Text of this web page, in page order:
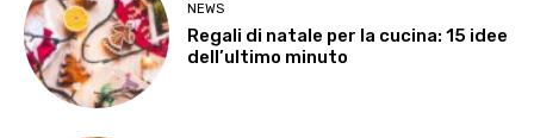
NEWS
Regali di natale per la cucina: 15 idee
dell’ultimo minuto